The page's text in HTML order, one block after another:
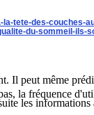
tete-des-couches-
du-sommeil-
Il peut même
la fréquence
les informations